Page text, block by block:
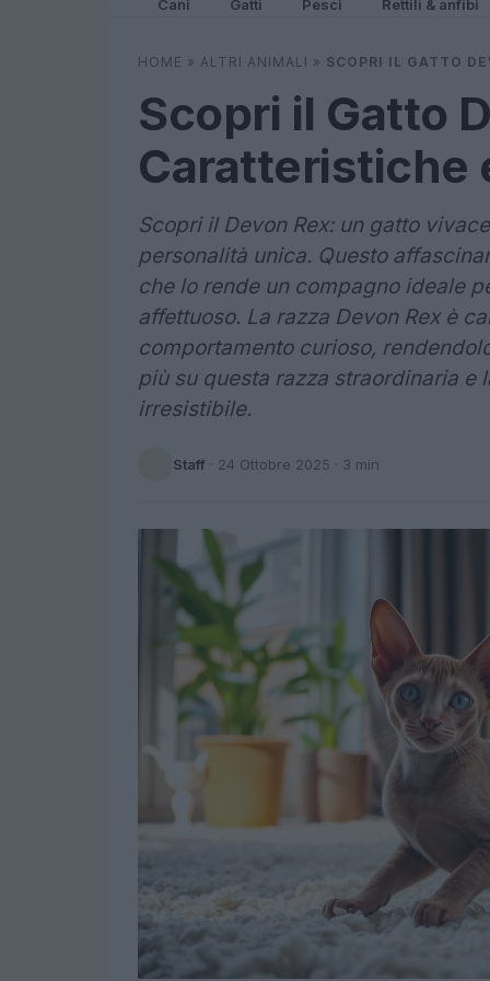
Cani Gatti Pesci Rettili & anfibi
HOME » ALTRI ANIMALI » SCOPRI IL GATTO
Scopri il Gatto
Caratteristiche
Scopri il Devon Rex: un gatto
personalità unica. Questo
che lo rende un compagno ideale
affettuoso. La razza Devon Rex è
comportamento curioso,
più su questa razza straordinaria
irresistibile.
Staff · 24 Ottobre 2025 · 3 min